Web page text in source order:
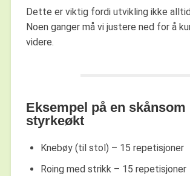
Dette er viktig fordi utvikling ikke
Noen ganger må vi justere ned for å
videre.
Eksempel på en skånsom
styrkeøkt
Knebøy (til stol) – 15 repetisjoner
Roing med strikk – 15 repetisjoner